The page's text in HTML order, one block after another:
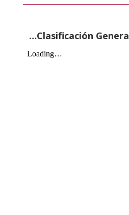
…Clasificación